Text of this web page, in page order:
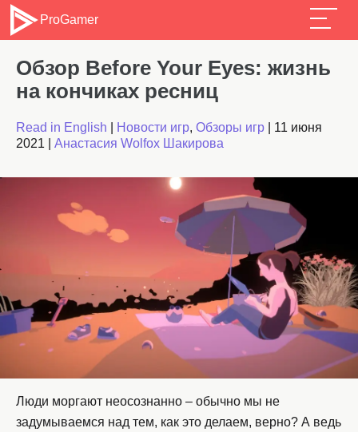
ProGamer
Обзор Before Your Eyes: жизнь
на кончиках ресниц
Read in English Новости игр, Обзоры игр
11 июня
2021
Анастасия Wolfox Шакирова
Люди моргают неосознанно – обычно мы не
задумываемся над тем, как это делаем, верно? А ведь